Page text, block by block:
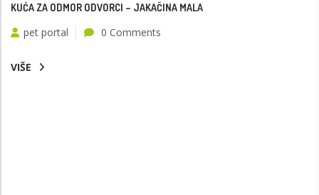
KUĆA ZA ODMOR ODVORCI – JAKAČINA MALA
pet portal 0 Comments
VIŠE